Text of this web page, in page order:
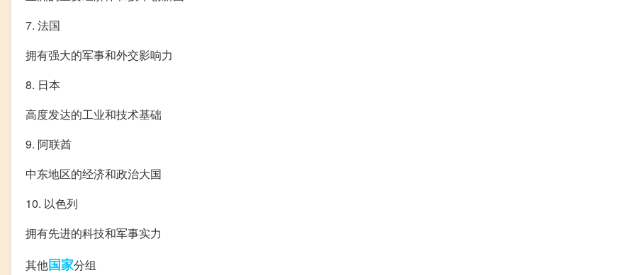
7. 法国
拥有强大的军事和外交影响力
8. 日本
高度发达的工业和技术基础
9. 阿联酋
中东地区的经济和政治大国
10. 以色列
拥有先进的科技和军事实力
其他国家分组